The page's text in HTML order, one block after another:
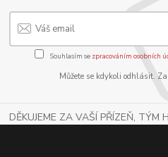
Souhlasím se zpracováním osobních
Můžete se kdykoli odhlásit.
DĚKUJEME ZA VAŠÍ PŘÍZEŇ, TÝM